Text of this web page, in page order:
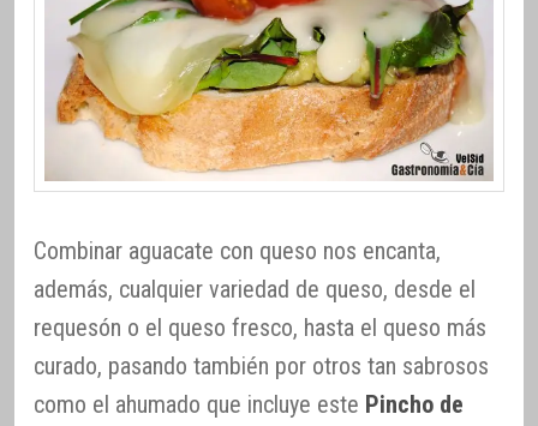
Combinar aguacate con queso nos encanta,
además, cualquier variedad de queso, desde el
requesón o el queso fresco, hasta el queso más
curado, pasando también por otros tan sabrosos
como el ahumado que incluye este Pincho de